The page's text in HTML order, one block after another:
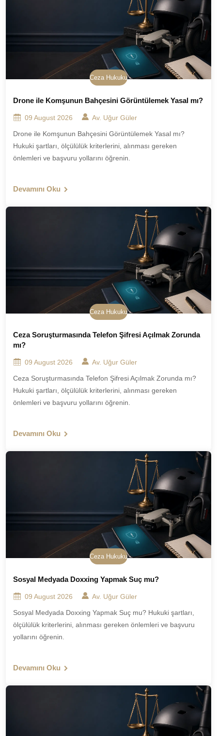
Ceza Hukuku
Drone ile Komşunun Bahçesini Görüntülemek Yasal mı?
09 August 2026 Av. Uğur Güler
Drone ile Komşunun Bahçesini Görüntülemek Yasal mı?
Hukuki şartları, ölçülülük kriterlerini, alınması gereken
önlemleri ve başvuru yollarını öğrenin.
Devamını Oku
Ceza Hukuku
Ceza Soruşturmasında Telefon Şifresi Açılmak Zorunda
mı?
09 August 2026 Av. Uğur Güler
Ceza Soruşturmasında Telefon Şifresi Açılmak Zorunda mı?
Hukuki şartları, ölçülülük kriterlerini, alınması gereken
önlemleri ve başvuru yollarını öğrenin.
Devamını Oku
Ceza Hukuku
Sosyal Medyada Doxxing Yapmak Suç mu?
09 August 2026 Av. Uğur Güler
Sosyal Medyada Doxxing Yapmak Suç mu? Hukuki şartları,
ölçülülük kriterlerini, alınması gereken önlemleri ve başvuru
yollarını öğrenin.
Devamını Oku